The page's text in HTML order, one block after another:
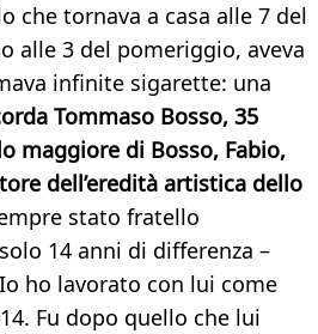
che tornava a casa alle 7 del
alle 3 del pomeriggio, aveva
infinite sigarette: una
Tommaso Bosso, 35
maggiore di Bosso, Fabio,
dell’eredità artistica dello
stato fratello
14 anni di differenza –
ho lavorato con lui come
Fu dopo quello che lui